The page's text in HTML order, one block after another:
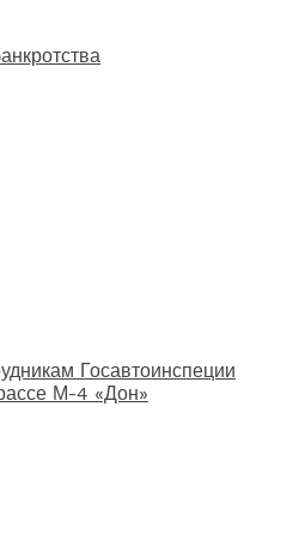
Госавтоинспеции
М-4 «Дон»